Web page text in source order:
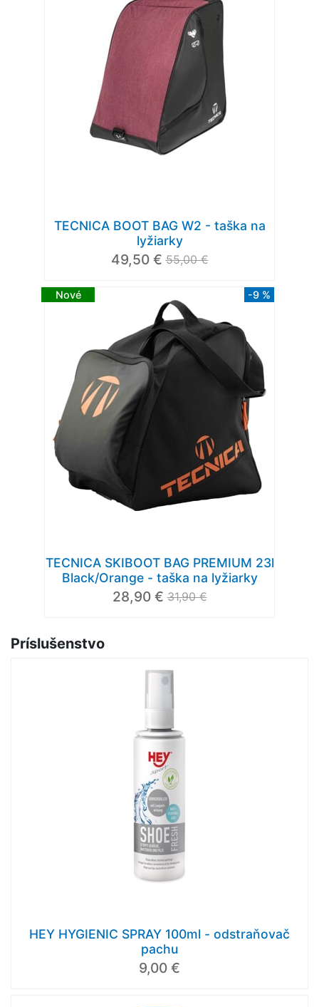
TECNICA BOOT BAG W2 - taška na
lyžiarky
49,50 € 55,00 €
Nové -9 %
TECNICA SKIBOOT BAG PREMIUM 23l
Black/Orange - taška na lyžiarky
28,90 € 31,90 €
Príslušenstvo
HEY HYGIENIC SPRAY 100ml - odstraňovač
pachu
9,00 €